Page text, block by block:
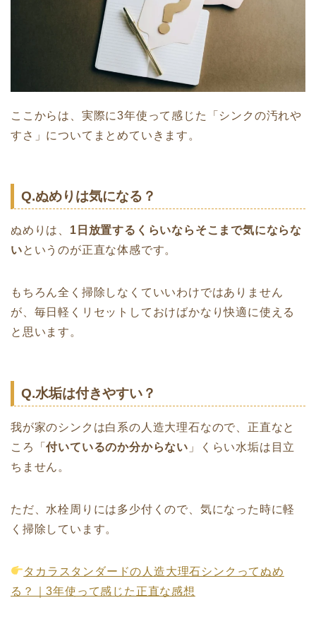
ここからは、実際に3年使って感じた「シンクの汚れや
すさ」についてまとめていきます。
Q.ぬめりは気になる？
ぬめりは、 1日放置するくらいならそこまで気にならな
いというのが正直な体感です。
もちろん全く掃除しなくていいわけではありません
が、毎日軽くリセットしておけばかなり快適に使える
と思います。
Q.水垢は付きやすい？
我が家のシンクは白系の人造大理石なので、正直なと
ころ「付いているのか分からない 」くらい水垢は目立
ちません。
ただ、水栓周りには多少付くので、気になった時に軽
く掃除しています。
タカラスタンダードの人造大理石シンクってぬめ
る？｜3年使って感じた正直な感想